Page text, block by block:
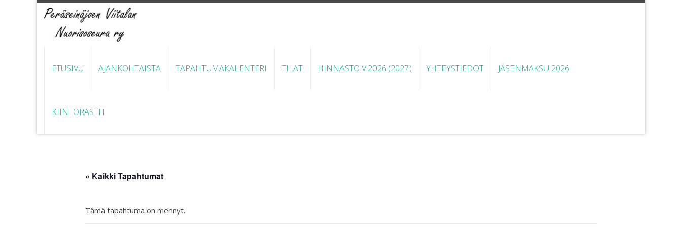
ETUSIVU AJANKOHTAISTA TAPAHTUMAKALENTERI TILAT HINNASTO V.2026 (2027) YHTEYSTIEDOT JÄSENMAKSU 2026
KIINTORASTIT
« Kaikki Tapahtumat
Tämä tapahtuma on mennyt.